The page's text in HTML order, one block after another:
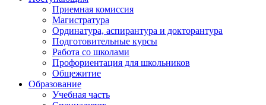
Приемная комиссия
Магистратура
Ординатура, аспирантура и докторантура
Подготовительные курсы
Работа со школами
Профориентация для школьников
Общежитие
Образование
Учебная часть